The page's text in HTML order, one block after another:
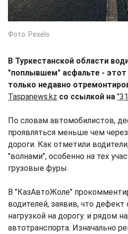
Фото: Pexels
В Туркестанской области
"поплывшем" асфальте - этот
только недавно
Taspanews.kz со ссылкой на
По словам автомобилистов,
проявляться меньше чем
дороги. Как отметили
"волнами", особенно на тех
грузовые фуры.
В "КазАвтоЖоле"
водителей, заявив, что
нагрузкой на дорогу. и рядом
автотранспорта. Изначально